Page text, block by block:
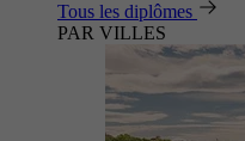
Tous les diplômes
PAR VILLES